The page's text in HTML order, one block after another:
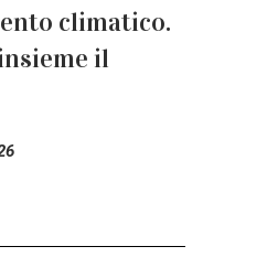
climatico.
il